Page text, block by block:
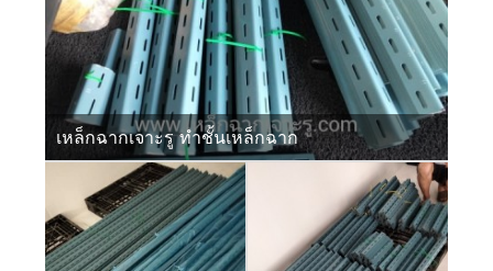
เหล็กฉากเจาะรู ทำชั้นเหล็กฉาก